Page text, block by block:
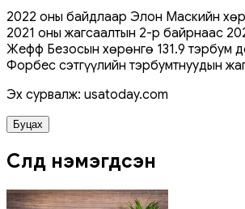
2022 оны байдлаар Элон Маскийн
2021 оны жагсаалтын 2-р байрнаас
Жефф Безосын хөрөнгө 131.9 тэрбум
Форбес сэтгүүлийн тэрбумтнуудын
Эх сурвалж: usatoday.com
Буцах
Сүүлд нэмэгдсэн